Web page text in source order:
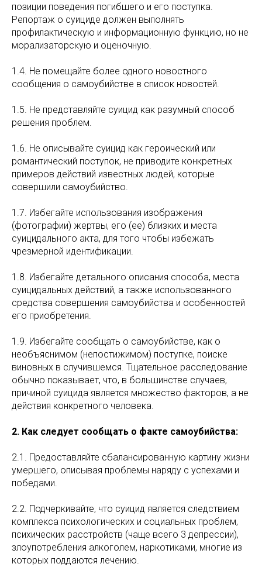
позиции поведения погибшего и его поступка.
Репортаж о суициде должен выполнять
профилактическую и информационную функцию, но не
морализаторскую и оценочную.
1.4. Не помещайте более одного новостного
сообщения о самоубийстве в список новостей.
1.5. Не представляйте суицид как разумный способ
решения проблем.
1.6. Не описывайте суицид как героический или
романтический поступок, не приводите конкретных
примеров действий известных людей, которые
совершили самоубийство.
1.7. Избегайте использования изображения
(фотографии) жертвы, его (ее) близких и места
суицидального акта, для того чтобы избежать
чрезмерной идентификации.
1.8. Избегайте детального описания способа, места
суицидальных действий, а также использованного
средства совершения самоубийства и особенностей
его приобретения.
1.9. Избегайте сообщать о самоубийстве, как о
необъяснимом (непостижимом) поступке, поиске
виновных в случившемся. Тщательное расследование
обычно показывает, что, в большинстве случаев,
причиной суицида является множество факторов, а не
действия конкретного человека.
2. Как следует сообщать о факте самоубийства:
2.1. Предоставляйте сбалансированную картину жизни
умершего, описывая проблемы наряду с успехами и
победами.
2.2. Подчеркивайте, что суицид является следствием
комплекса психологических и социальных проблем,
психических расстройств (чаще всего 3 депрессии),
злоупотребления алкоголем, наркотиками, многие из
которых поддаются лечению.